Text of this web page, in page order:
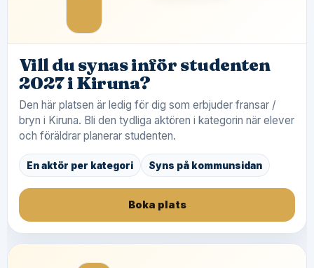
Vill du synas inför studenten
2027 i Kiruna?
Den här platsen är ledig för dig som erbjuder fransar /
bryn i Kiruna. Bli den tydliga aktören i kategorin när elever
och föräldrar planerar studenten.
En aktör per kategori Syns på kommunsidan
Boka plats